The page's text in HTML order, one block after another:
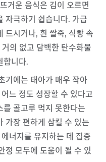
거운 음식은 김이 오르면
자극하기 쉽습니다. 가급
드시거나, 흰 쌀죽, 식빵 속
의 없고 담백한 탄수화물
합니다.
기에는 태아가 매우 작아
느 정도 성장할 수 있다고
를 골고루 먹지 못한다는
가장 편하게 삼킬 수 있는
너지를 유지하는 데 집중
정 모두에 도움이 될 수 있